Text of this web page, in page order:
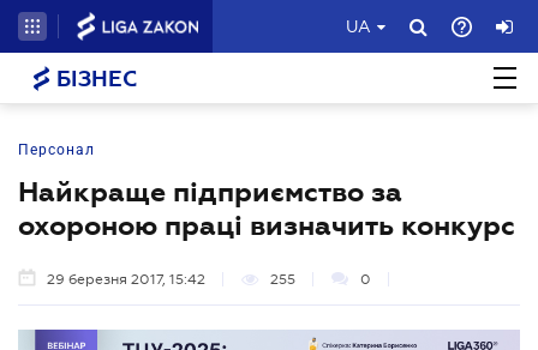
UA
БІЗНЕС
Персонал
Найкраще підприємство за
охороною праці визначить конкурс
29 березня 2017, 15:42 255 0